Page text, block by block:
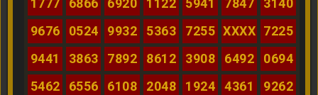
1777
6866 6920 1122 5941 7847
3140
9676
0524 9932 5363 7255 XXXX 7225
9441
3863 7892 8612 3908 6492
0694
5462
6556 6108 2048 1924 4361
9262